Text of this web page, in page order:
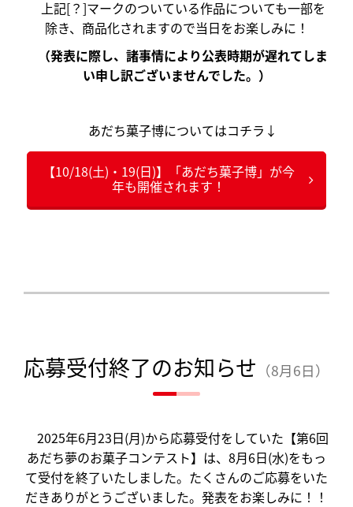
上記[？]マークのついている作品についても一部を
除き、商品化されますので当日をお楽しみに！
（発表に際し、諸事情により公表時期が遅れてしま
い申し訳ございませんでした。）
あだち菓子博についてはコチラ↓
【10/18(土)・19(日)】「あだち菓子博」が今
年も開催されます！
応募受付終了のお知らせ （8月6日）
2025年6月23日(月)から応募受付をしていた【第6回
あだち夢のお菓子コンテスト】は、8月6日(水)をもっ
て受付を終了いたしました。たくさんのご応募をいた
だきありがとうございました。発表をお楽しみに！！